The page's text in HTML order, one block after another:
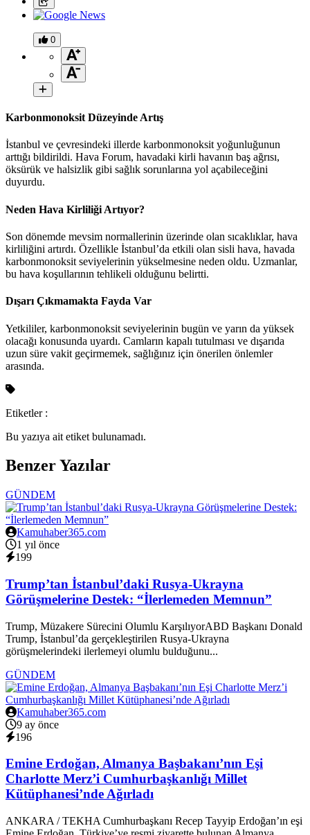
0
Karbonmonoksit Düzeyinde Artış
İstanbul ve çevresindeki illerde karbonmonoksit yoğunluğunun
arttığı bildirildi. Hava Forum, havadaki kirli havanın baş ağrısı,
öksürük ve halsizlik gibi sağlık sorunlarına yol açabileceğini
duyurdu.
Neden Hava Kirliliği Artıyor?
Son dönemde mevsim normallerinin üzerinde olan sıcaklıklar, hava
kirliliğini artırdı. Özellikle İstanbul’da etkili olan sisli hava, havada
karbonmonoksit seviyelerinin yükselmesine neden oldu. Uzmanlar,
bu hava koşullarının tehlikeli olduğunu belirtti.
Dışarı Çıkmamakta Fayda Var
Yetkililer, karbonmonoksit seviyelerinin bugün ve yarın da yüksek
olacağı konusunda uyardı. Camların kapalı tutulması ve dışarıda
uzun süre vakit geçirmemek, sağlığınız için önerilen önlemler
arasında.
Etiketler :
Bu yazıya ait etiket bulunamadı.
Benzer Yazılar
GÜNDEM
Kamuhaber365.com
1 yıl önce
199
Trump’tan İstanbul’daki Rusya-Ukrayna
Görüşmelerine Destek: “İlerlemeden Memnun”
Trump, Müzakere Sürecini Olumlu KarşılıyorABD Başkanı Donald
Trump, İstanbul’da gerçekleştirilen Rusya-Ukrayna
görüşmelerindeki ilerlemeyi olumlu bulduğunu...
GÜNDEM
Kamuhaber365.com
9 ay önce
196
Emine Erdoğan, Almanya Başbakanı’nın Eşi
Charlotte Merz’i Cumhurbaşkanlığı Millet
Kütüphanesi’nde Ağırladı
ANKARA / TEKHA Cumhurbaşkanı Recep Tayyip Erdoğan’ın eşi